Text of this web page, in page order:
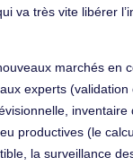
va très vite libérer
marchés en
experts (validation
inventaire
productives (le
la surveillance